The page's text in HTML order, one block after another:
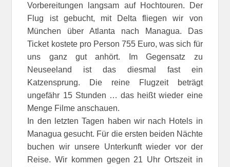
Vorbereitungen langsam auf Hochtouren. Der
Flug ist gebucht, mit Delta fliegen wir von
München über Atlanta nach Managua. Das
Ticket kostete pro Person 755 Euro, was sich für
uns ganz gut anhört. Im Gegensatz zu
Neuseeland ist das diesmal fast ein
Katzensprung. Die reine Flugzeit beträgt
ungefähr 15 Stunden … das heißt wieder eine
Menge Filme anschauen.
In den letzten Tagen haben wir nach Hotels in
Managua gesucht. Für die ersten beiden Nächte
buchen wir unsere Unterkunft wieder vor der
Reise. Wir kommen gegen 21 Uhr Ortszeit in